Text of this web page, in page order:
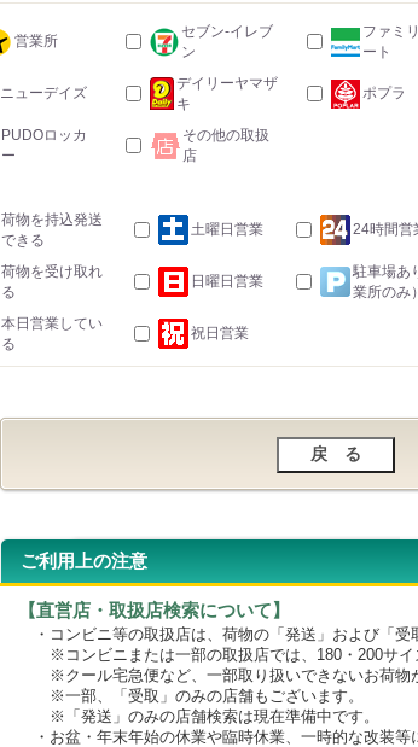
営業所
セブン-イレブ
ン
ファミ
ート
ニューデイズ
デイリーヤマザ
キ
ポプラ
PUDOロッカ
ー
その他の取扱
店
荷物を持込発送
できる
土曜日営業 24時間営
荷物を受け取れ
る
日曜日営業
駐車場あ
業所のみ）
本日営業してい
る
祝日営業
ご利用上の注意
【直営店・取扱店検索について】
・コンビニ等の取扱店は、荷物の「発送」および「受
※コンビニまたは一部の取扱店では、180・200サイ
※クール宅急便など、一部取り扱いできないお荷物
※一部、「受取」のみの店舗もございます。
※「発送」のみの店舗検索は現在準備中です。
・お盆・年末年始の休業や臨時休業、一時的な改装等